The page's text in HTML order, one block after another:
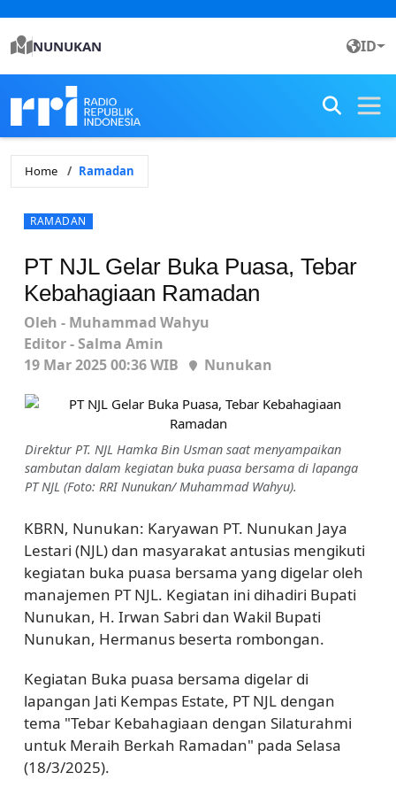
NUNUKAN ID
Home Ramadan
RAMADAN
PT NJL Gelar Buka Puasa, Tebar
Kebahagiaan Ramadan
Oleh - Muhammad Wahyu
Editor - Salma Amin
19 Mar 2025 00:36 WIB
Nunukan
Direktur PT. NJL Hamka Bin Usman saat menyampaikan
sambutan dalam kegiatan buka puasa bersama di lapanga
PT NJL (Foto: RRI Nunukan/ Muhammad Wahyu).
KBRN, Nunukan: Karyawan PT. Nunukan Jaya
Lestari (NJL) dan masyarakat antusias mengikuti
kegiatan buka puasa bersama yang digelar oleh
manajemen PT NJL. Kegiatan ini dihadiri Bupati
Nunukan, H. Irwan Sabri dan Wakil Bupati
Nunukan, Hermanus beserta rombongan.
Kegiatan Buka puasa bersama digelar di
lapangan Jati Kempas Estate, PT NJL dengan
tema "Tebar Kebahagiaan dengan Silaturahmi
untuk Meraih Berkah Ramadan" pada Selasa
(18/3/2025).